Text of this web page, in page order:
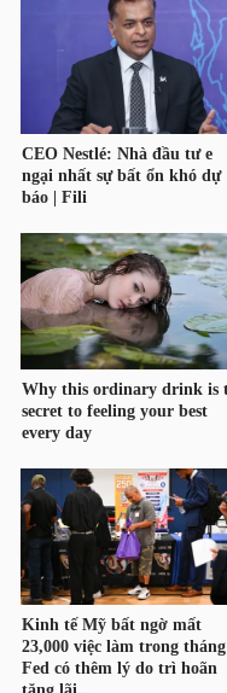
HÓA
KINH
TẾ
THẾ
GIỚI
DƯƠNG
TÀI
CHÍNH
CÁ